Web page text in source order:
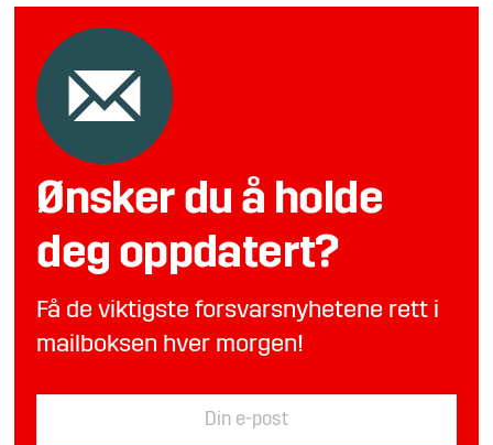
Ønsker du å holde
deg oppdatert?
Få de viktigste forsvarsnyhetene rett i
mailboksen hver morgen!